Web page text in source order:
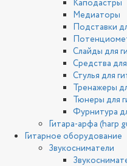
Каподастры
Медиаторы
Подставки
Слайды для
Средства
Стулья для
Тренажеры
Тюнеры для
Фурнитура
Гитара-арфа (harp
Гитарное оборудование
Звукосниматели